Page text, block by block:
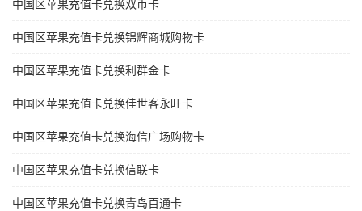
中国区苹果充值卡兑换双币卡
中国区苹果充值卡兑换锦辉商城购物卡
中国区苹果充值卡兑换利群金卡
中国区苹果充值卡兑换佳世客永旺卡
中国区苹果充值卡兑换海信广场购物卡
中国区苹果充值卡兑换信联卡
中国区苹果充值卡兑换青岛百通卡